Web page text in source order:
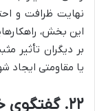
نهایت ظرافت و
این بخش،
بر دیگران تأثیر
یا مقاومتی ایجاد
۲۲.